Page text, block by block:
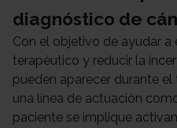
diagnóstico de
Con el objetivo de ayudar
terapéutico y reducir la
pueden aparecer durante
una línea de actuación
paciente se implique